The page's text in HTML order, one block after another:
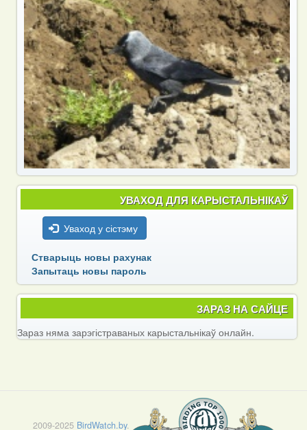
УВАХОД ДЛЯ КАРЫСТАЛЬНІКАЎ
Уваход у сістэму
Стварыць новы рахунак
Запытаць новы пароль
ЗАРАЗ НА САЙЦЕ
Зараз няма зарэгістраваных карыстальнікаў онлайн.
2009-2025 BirdWatch.by.